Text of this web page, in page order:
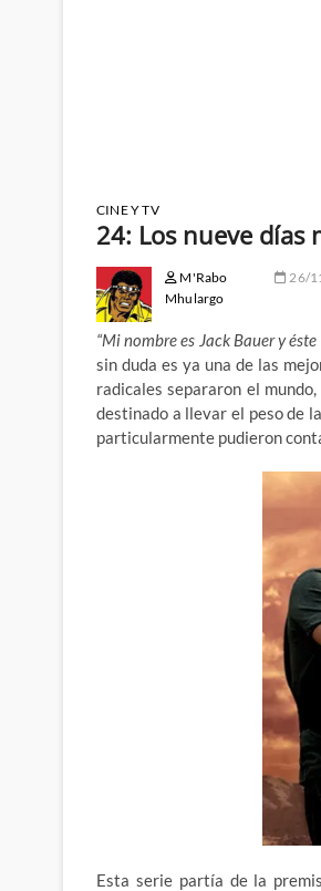
CINE Y TV
24: Los nueve días
M'Rabo
Mhulargo
26/
“Mi nombre es Jack Bauer y
sin duda es ya una de las
radicales separaron el
destinado a llevar el peso de
particularmente pudieron
Esta serie partía de la